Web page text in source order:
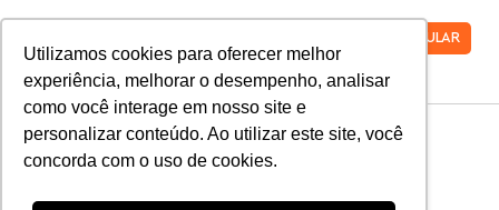
Utilizamos cookies para oferecer melhor
experiência, melhorar o desempenho, analisar
como você interage em nosso site e
personalizar conteúdo. Ao utilizar este site, você
concorda com o uso de cookies.
VESTIBULAR
Rotativo-Geo10